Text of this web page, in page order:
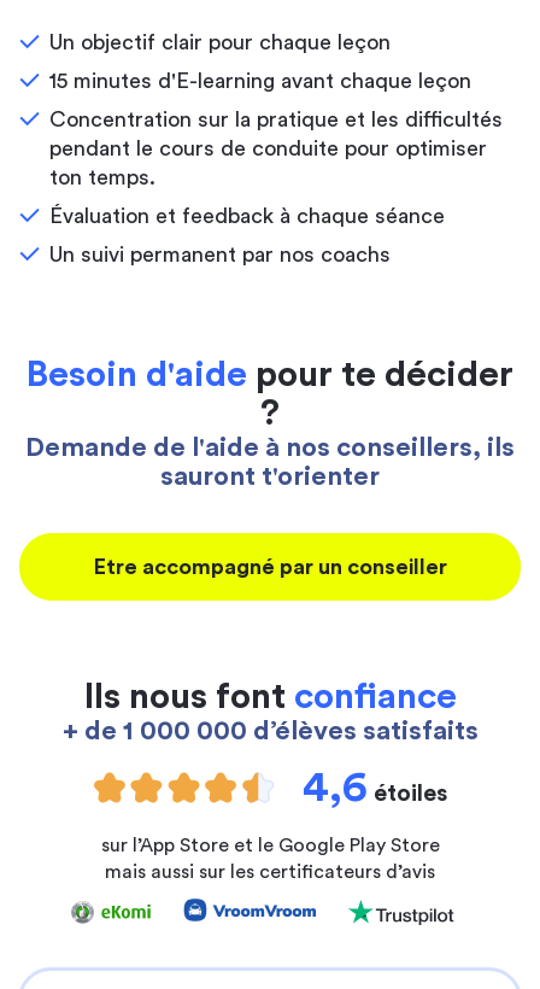
Un objectif clair pour chaque leçon
15 minutes d'E-learning avant chaque leçon
Concentration sur la pratique et les difficultés
pendant le cours de conduite pour optimiser
ton temps.
Évaluation et feedback à chaque séance
Un suivi permanent par nos coachs
Besoin d'aide pour te décider
?
Demande de l'aide à nos conseillers, ils
sauront t'orienter
Etre accompagné par un conseiller
Ils nous font confiance
+ de 1 000 000 d’élèves satisfaits
4,6 étoiles
sur l’App Store et le Google Play Store
mais aussi sur les certificateurs d’avis